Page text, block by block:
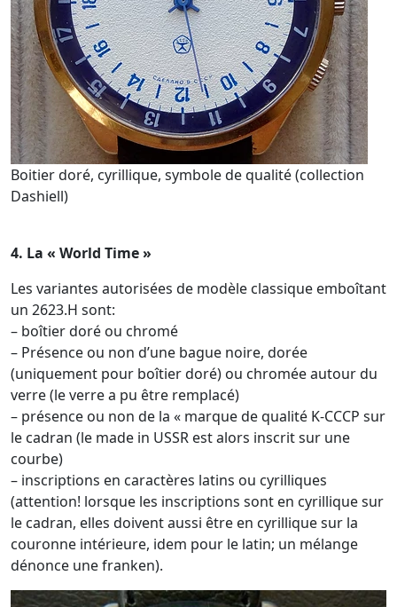
Boitier doré, cyrillique, symbole de qualité (collection
Dashiell)
4. La « World Time »
Les variantes autorisées de modèle classique emboîtant
un 2623.H sont:
– boîtier doré ou chromé
– Présence ou non d’une bague noire, dorée
(uniquement pour boîtier doré) ou chromée autour du
verre (le verre a pu être remplacé)
– présence ou non de la « marque de qualité K-CCCP sur
le cadran (le made in USSR est alors inscrit sur une
courbe)
– inscriptions en caractères latins ou cyrilliques
(attention! lorsque les inscriptions sont en cyrillique sur
le cadran, elles doivent aussi être en cyrillique sur la
couronne intérieure, idem pour le latin; un mélange
dénonce une franken).